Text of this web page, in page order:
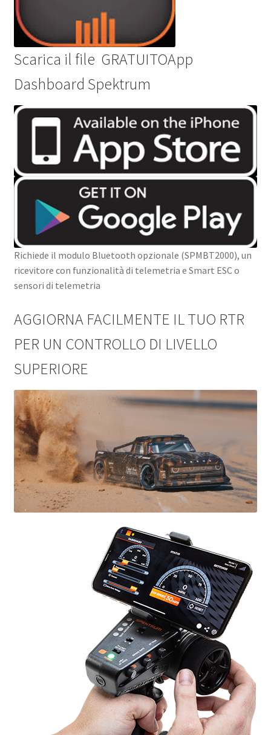
Scarica il file GRATUITOApp
Dashboard Spektrum
Richiede il modulo Bluetooth opzionale (SPMBT2000), un
ricevitore con funzionalità di telemetria e Smart ESC o
sensori di telemetria
AGGIORNA FACILMENTE IL TUO RTR
PER UN CONTROLLO DI LIVELLO
SUPERIORE